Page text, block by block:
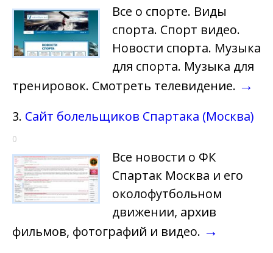
Все о спорте. Виды
спорта. Спорт видео.
Новости спорта. Музыка
для спорта. Музыка для
тренировок. Смотреть телевидение. →
3. Сайт болельщиков Спартака (Москва)
0
Все новости о ФК
Спартак Москва и его
околофутбольном
движении, архив
фильмов, фотографий и видео. →